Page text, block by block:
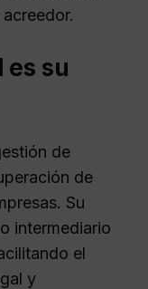
es su
de
de
Su
intermediario
el
y